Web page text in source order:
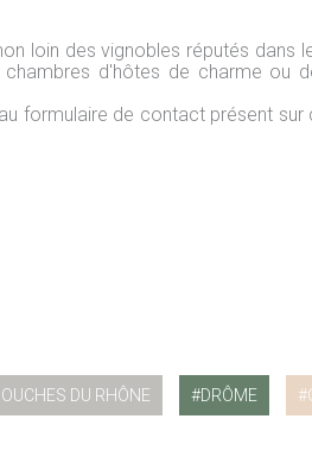
loin des vignobles réputés dans
d'hôtes de charme ou
formulaire de contact présent sur
DU RHÔNE DRÔME